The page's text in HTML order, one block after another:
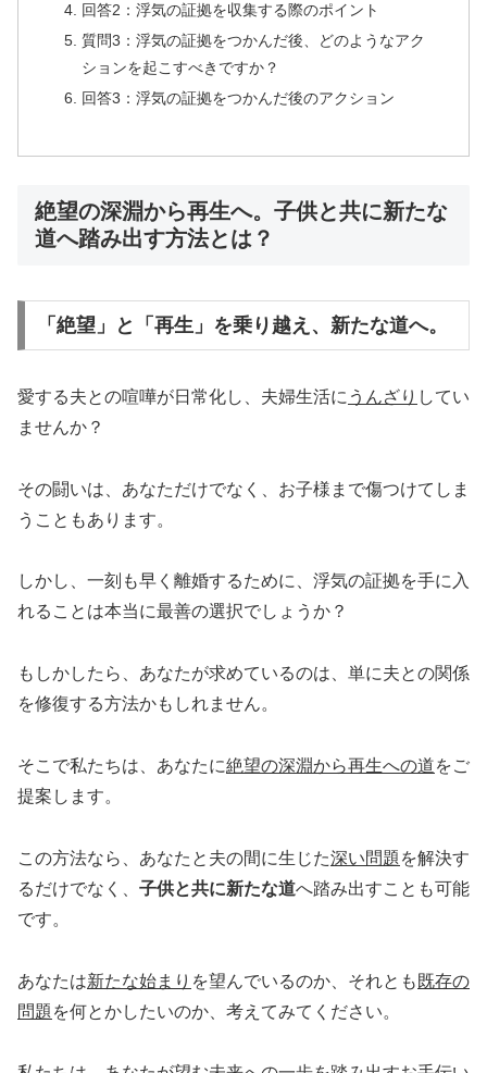
回答2：浮気の証拠を収集する際のポイント
質問3：浮気の証拠をつかんだ後、どのようなアク
ションを起こすべきですか？
回答3：浮気の証拠をつかんだ後のアクション
絶望の深淵から再生へ。子供と共に新たな
道へ踏み出す方法とは？
「絶望」と「再生」を乗り越え、新たな道へ。
愛する夫との喧嘩が日常化し、夫婦生活に うんざり してい
ませんか？
その闘いは、あなただけでなく、お子様まで傷つけてしま
うこともあります。
しかし、一刻も早く離婚するために、浮気の証拠を手に入
れることは本当に最善の選択でしょうか？
もしかしたら、あなたが求めているのは、単に夫との関係
を修復する方法かもしれません。
そこで私たちは、あなたに絶望の深淵から再生への道をご
提案します。
この方法なら、あなたと夫の間に生じた深い問題 を解決す
るだけでなく、 子供と共に新たな道へ踏み出すことも可能
です。
あなたは新たな始まり を望んでいるのか、それとも 既存の
問題 を何とかしたいのか、考えてみてください。